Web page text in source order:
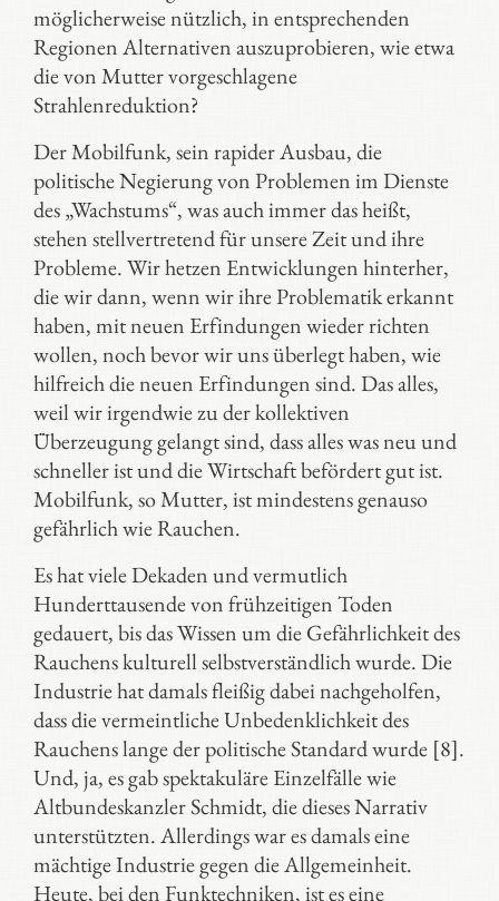
möglicherweise nützlich, in entsprechenden
Regionen Alternativen auszuprobieren, wie etwa
die von Mutter vorgeschlagene
Strahlenreduktion?
Der Mobilfunk, sein rapider Ausbau, die
politische Negierung von Problemen im Dienste
des „Wachstums“, was auch immer das heißt,
stehen stellvertretend für unsere Zeit und ihre
Probleme. Wir hetzen Entwicklungen hinterher,
die wir dann, wenn wir ihre Problematik erkannt
haben, mit neuen Erfindungen wieder richten
wollen, noch bevor wir uns überlegt haben, wie
hilfreich die neuen Erfindungen sind. Das alles,
weil wir irgendwie zu der kollektiven
Überzeugung gelangt sind, dass alles was neu und
schneller ist und die Wirtschaft befördert gut ist.
Mobilfunk, so Mutter, ist mindestens genauso
gefährlich wie Rauchen.
Es hat viele Dekaden und vermutlich
Hunderttausende von frühzeitigen Toden
gedauert, bis das Wissen um die Gefährlichkeit des
Rauchens kulturell selbstverständlich wurde. Die
Industrie hat damals fleißig dabei nachgeholfen,
dass die vermeintliche Unbedenklichkeit des
Rauchens lange der politische Standard wurde [8].
Und, ja, es gab spektakuläre Einzelfälle wie
Altbundeskanzler Schmidt, die dieses Narrativ
unterstützten. Allerdings war es damals eine
mächtige Industrie gegen die Allgemeinheit.
Heute, bei den Funktechniken, ist es eine